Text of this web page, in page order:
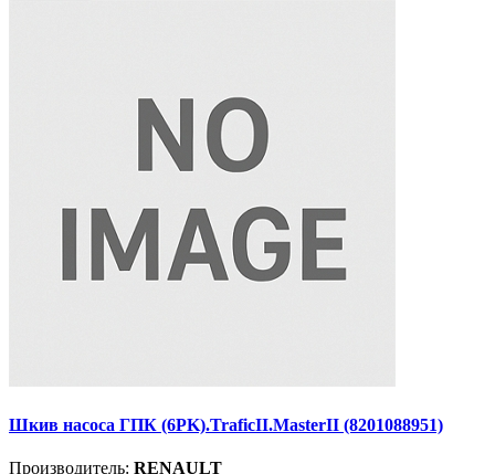
Шкив насоса ГПК (6PK).TraficII.MasterII (8201088951)
Производитель: RENAULT